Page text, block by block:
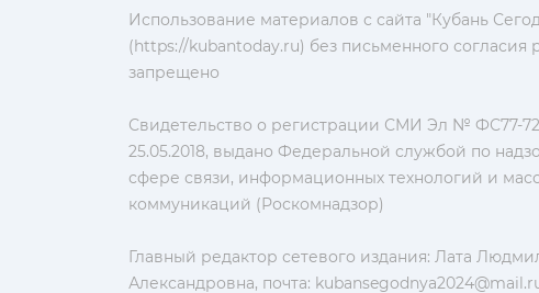
Использование материалов с сайта "Кубань
(https://kubantoday.ru) без письменного согласия
запрещено
Свидетельство о регистрации СМИ Эл № ФС77-
25.05.2018, выдано Федеральной службой по
сфере связи, информационных технологий и
коммуникаций (Роскомнадзор)
Главный редактор сетевого издания: Лата
Александровна, почта: